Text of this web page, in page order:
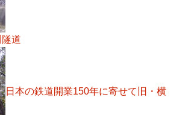
道
日本の鉄道開業150年に寄せて旧・横